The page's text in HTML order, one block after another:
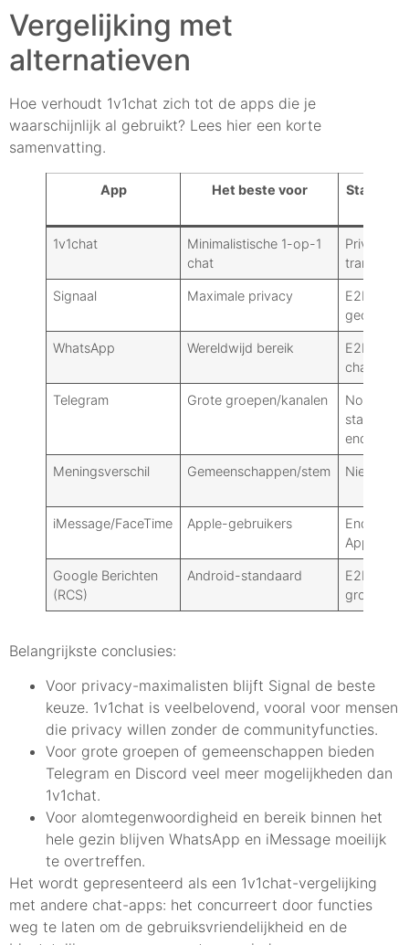
Vergelijking met
alternatieven
Hoe verhoudt 1v1chat zich tot de apps die je
waarschijnlijk al gebruikt? Lees hier een korte
samenvatting.
App Het beste voor
1v1chat
Minimalistische 1-op-1
chat
Signaal Maximale privacy
E2EE
WhatsApp Wereldwijd bereik
E2EE
chats
Telegram Grote groepen/kanalen
Normale
end.
Meningsverschil Gemeenschappen/stem Niet E2EE
iMessage/FaceTime Apple-gebruikers
End-to-
Apple-
Google Berichten
(RCS)
Android-standaard
E2EE
groepen
Belangrijkste conclusies:
Voor privacy-maximalisten blijft Signal de beste
keuze. 1v1chat is veelbelovend, vooral voor mensen
die privacy willen zonder de communityfuncties.
Voor grote groepen of gemeenschappen bieden
Telegram en Discord veel meer mogelijkheden dan
1v1chat.
Voor alomtegenwoordigheid en bereik binnen het
hele gezin blijven WhatsApp en iMessage moeilijk
te overtreffen.
Het wordt gepresenteerd als een 1v1chat-vergelijking
met andere chat-apps: het concurreert door functies
weg te laten om de gebruiksvriendelijkheid en de